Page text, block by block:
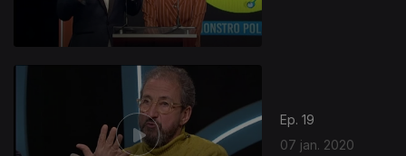
Ep. 19
07 jan. 2020